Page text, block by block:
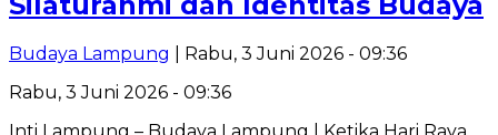
Budaya Lampung
| Rabu, 3 Juni 2026 - 09:36
Rabu, 3 Juni 2026 - 09:36